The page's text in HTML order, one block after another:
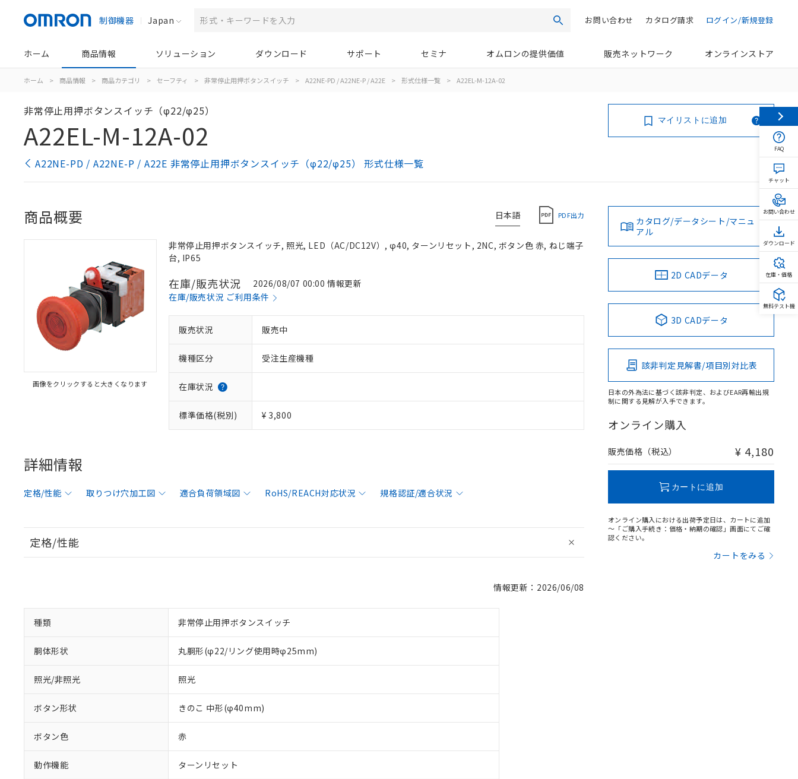
制御機器 Japan 検索 ログイン/新規登録
カタログ請求
お問い合わせ
ホーム 商品情報 ソリューション ダウンロード サポート セミナ オムロンの提供価値 販売ネットワーク オンラインストア
ホーム > 商品情報 > 商品カテゴリ > セーフティ > 非常停止用押ボタンスイッチ > A22NE-PD / A22NE-P / A22E > 形式仕様一覧 > A22EL-M-12A-02
非常停止用押ボタンスイッチ（φ22/φ25）
A22EL-M-12A-02
A22NE-PD / A22NE-P / A22E 非常停止用押ボタンスイッチ（φ22/φ25） 形式仕様一覧
マイリストに追加
日本語 PDF出力
商品概要
画像をクリックすると大きくなります
非常停止用押ボタンスイッチ, 照光, LED（AC/DC12V）, φ40, ターンリセット, 2NC, ボタン色 赤, ねじ端子
台, IP65
在庫/販売状況
2026/08/07 00:00 情報更新
在庫/販売状況 ご利用条件
販売状況 販売中
機種区分 受注生産機種
在庫状況
標準価格(税別) ¥ 3,800
詳細情報
定格/性能 取りつけ穴加工図 適合負荷領域図 RoHS/REACH対応状況 規格認証/適合状況
定格/性能
情報更新：2026/06/08
種類 非常停止用押ボタンスイッチ
胴体形状 丸胴形(φ22/リング使用時φ25mm)
照光/非照光 照光
ボタン形状 きのこ 中形(φ40mm)
ボタン色 赤
動作機能 ターンリセット
カタログ/データシート/マニュ
アル
2D CADデータ
3D CADデータ
該非判定見解書/項目別対比表
日本の外為法に基づく該非判定、およびEAR再輸出規
制に関する見解が入手できます。
オンライン購入
販売価格（税込） ¥ 4,180
カートに追加
オンライン購入における出荷予定日は、カートに追加
～「ご購入手続き：価格・納期の確認」画面にてご確
認ください。
カートをみる
FAQ
チャット
お問い合わせ
ダウンロード
在庫・価格
無料テスト機